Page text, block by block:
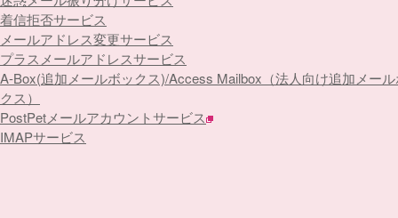
着信拒否サービス
メールアドレス変更サービス
プラスメールアドレスサービス
A-Box(追加メールボックス)/Access Mailbox（法人向け追加メー
クス）
PostPetメールアカウントサービス
IMAPサービス